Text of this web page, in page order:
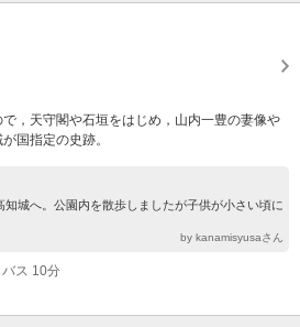
，天守閣や石垣をはじめ，山内一豊の妻像や
国指定の史跡。
城へ。公園内を散歩しましたが子供が小さい頃に
by kanamisyusaさん
ス 10分